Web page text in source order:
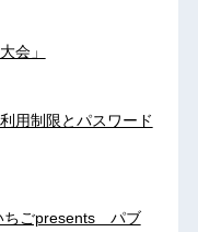
会」
用制限とパスワード
ちごpresents パブ